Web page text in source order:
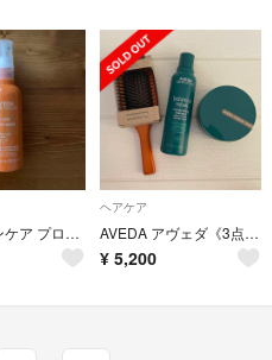
AVEDA サンケア プロテクト ヘアヴェール
ヘアケア
AVEDA アヴェダ《3点セット:ミニブラシ、シャンプー、トリートメント》
¥ 5,200